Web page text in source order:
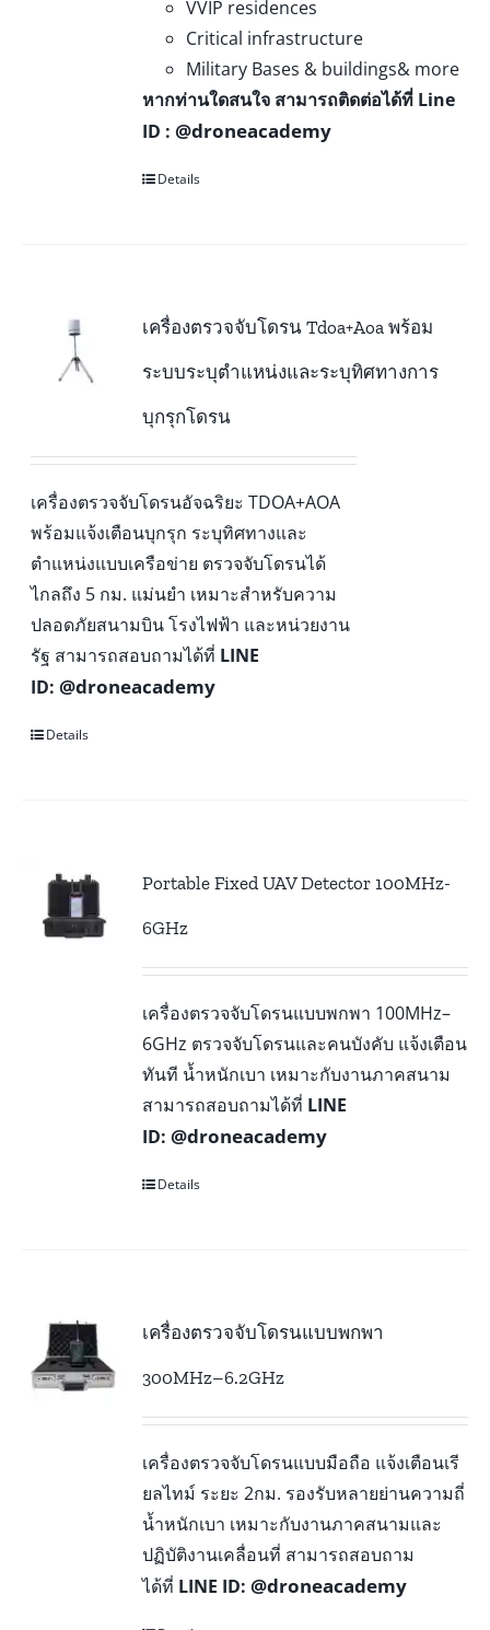
VVIP residences
Critical infrastructure
Military Bases & buildings& more
หากท่านใดสนใจ สามารถติดต่อได้ที่ Line
ID :@droneacademy
Details
เครื่องตรวจจับโดรน Tdoa+Aoa พร้อม
ระบบระบุตำแหน่งและระบุทิศทางการ
บุกรุกโดรน
เครื่องตรวจจับโดรนอัจฉริยะ TDOA+AOA
พร้อมแจ้งเตือนบุกรุก ระบุทิศทางและ
ตำแหน่งแบบเครือข่าย ตรวจจับโดรนได้
ไกลถึง 5 กม. แม่นยำ เหมาะสำหรับความ
ปลอดภัยสนามบิน โรงไฟฟ้า และหน่วยงาน
รัฐ สามารถสอบถามได้ที่ LINE
ID:@droneacademy
Details
Portable Fixed UAV Detector 100MHz-
6GHz
เครื่องตรวจจับโดรนแบบพกพา 100MHz–
6GHz ตรวจจับโดรนและคนบังคับ แจ้งเตือน
ทันที น้ำหนักเบา เหมาะกับงานภาคสนาม
สามารถสอบถามได้ที่ LINE
ID:@droneacademy
Details
เครื่องตรวจจับโดรนแบบพกพา
300MHz–6.2GHz
เครื่องตรวจจับโดรนแบบมือถือ แจ้งเตือนเรี
ยลไทม์ ระยะ 2กม. รองรับหลายย่านความถี่
น้ำหนักเบา เหมาะกับงานภาคสนามและ
ปฏิบัติงานเคลื่อนที่ สามารถสอบถาม
ได้ที่ LINE ID:@droneacademy